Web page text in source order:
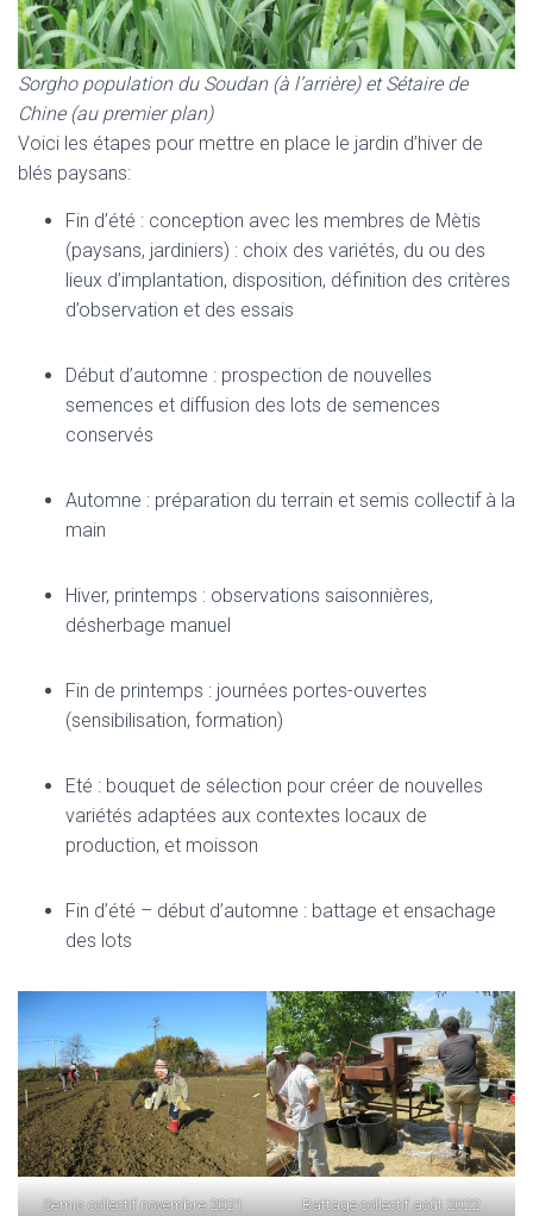
Sorgho population du Soudan (à l’arrière) et Sétaire de
Chine (au premier plan)
Voici les étapes pour mettre en place le jardin d’hiver de
blés paysans:
Fin d’été : conception avec les membres de Mètis
(paysans, jardiniers) : choix des variétés, du ou des
lieux d’implantation, disposition, définition des critères
d’observation et des essais
Début d’automne : prospection de nouvelles
semences et diffusion des lots de semences
conservés
Automne : préparation du terrain et semis collectif à la
main
Hiver, printemps : observations saisonnières,
désherbage manuel
Fin de printemps : journées portes-ouvertes
(sensibilisation, formation)
Eté : bouquet de sélection pour créer de nouvelles
variétés adaptées aux contextes locaux de
production, et moisson
Fin d’été – début d’automne : battage et ensachage
des lots
Semis collectif novembre 2021 Battage collectif août 2022